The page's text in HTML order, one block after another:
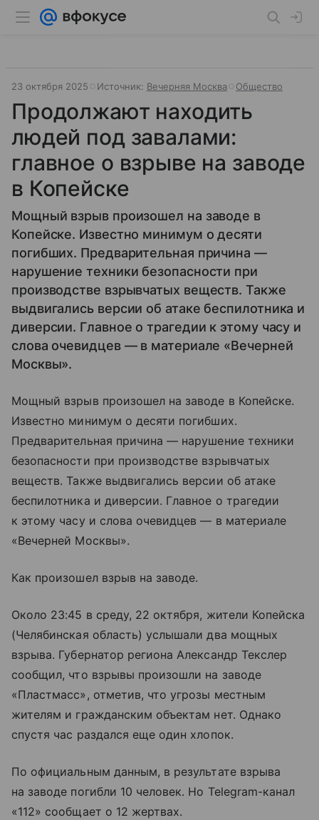
23 октября 2025 Источник: Вечерняя Москва Общество
Продолжают находить
людей под завалами:
главное о взрыве на заводе
в Копейске
Мощный взрыв произошел на заводе в
Копейске. Известно минимум о десяти
погибших. Предварительная причина —
нарушение техники безопасности при
производстве взрывчатых веществ. Также
выдвигались версии об атаке беспилотника и
диверсии. Главное о трагедии к этому часу и
слова очевидцев — в материале «Вечерней
Москвы».
Мощный взрыв произошел на заводе в Копейске.
Известно минимум о десяти погибших.
Предварительная причина — нарушение техники
безопасности при производстве взрывчатых
веществ. Также выдвигались версии об атаке
беспилотника и диверсии. Главное о трагедии
к этому часу и слова очевидцев — в материале
«Вечерней Москвы».
Как произошел взрыв на заводе.
Около 23:45 в среду, 22 октября, жители Копейска
(Челябинская область) услышали два мощных
взрыва. Губернатор региона Александр Текслер
сообщил, что взрывы произошли на заводе
«Пластмасс», отметив, что угрозы местным
жителям и гражданским объектам нет. Однако
спустя час раздался еще один хлопок.
По официальным данным, в результате взрыва
на заводе погибли 10 человек. Но Telegram-канал
«112» сообщает о 12 жертвах.